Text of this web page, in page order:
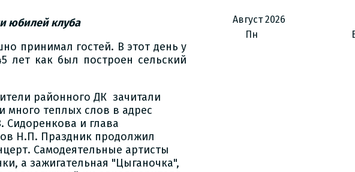
юбилей клуба
принимал гостей. В этот день у
лет как был построен сельский
районного ДК зачитали
много теплых слов в адрес
и глава
Н.П. Праздник продолжил
Самодеятельные артисты
а зажигательная "Цыганочка",
Август 2026
Пн